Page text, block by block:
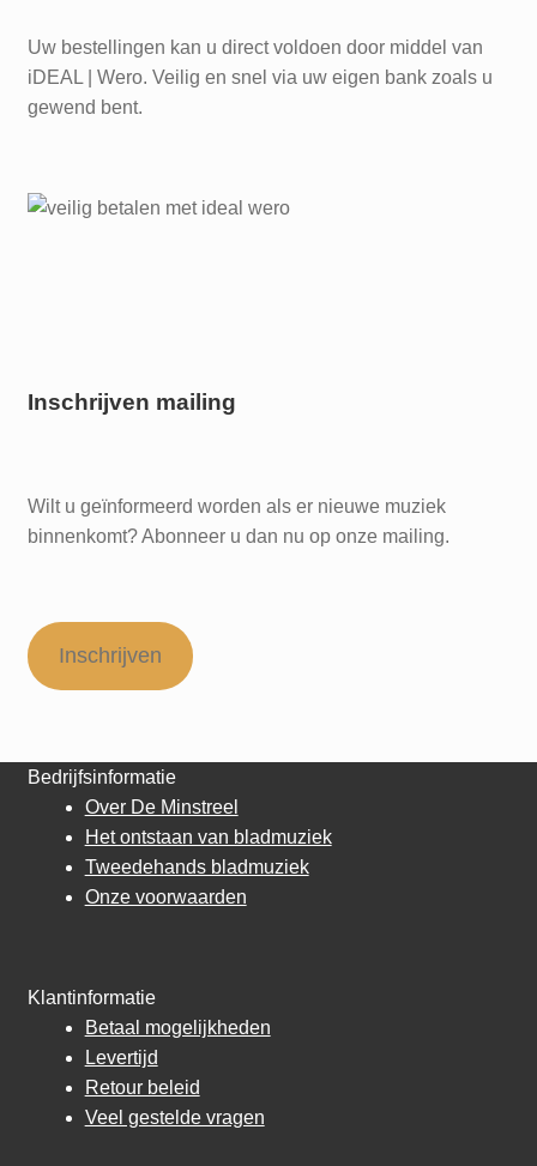
Uw bestellingen kan u direct voldoen door middel van
iDEAL | Wero. Veilig en snel via uw eigen bank zoals u
gewend bent.
Inschrijven mailing
Wilt u geïnformeerd worden als er nieuwe muziek
binnenkomt? Abonneer u dan nu op onze mailing.
Inschrijven
Bedrijfsinformatie
Over De Minstreel
Het ontstaan van bladmuziek
Tweedehands bladmuziek
Onze voorwaarden
Klantinformatie
Betaal mogelijkheden
Levertijd
Retour beleid
Veel gestelde vragen